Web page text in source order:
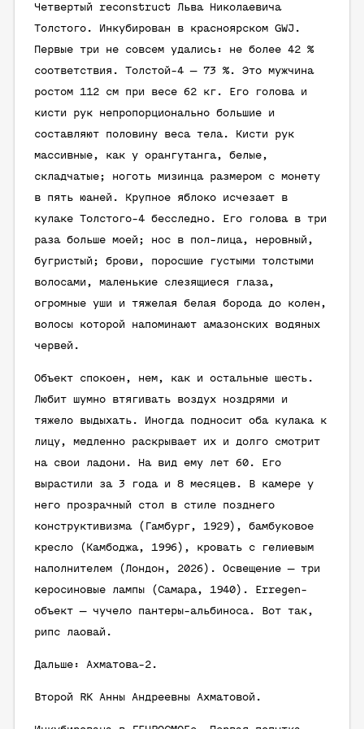
Четвертый reconstruct Льва Николаевича
Толстого. Инкубирован в красноярском GWJ.
Первые три не совсем удались: не более 42 %
соответствия. Толстой-4 — 73 %. Это мужчина
ростом 112 см при весе 62 кг. Его голова и
кисти рук непропорционально большие и
составляют половину веса тела. Кисти рук
массивные, как у орангутанга, белые,
складчатые; ноготь мизинца размером с монету
в пять юаней. Крупное яблоко исчезает в
кулаке Толстого-4 бесследно. Его голова в три
раза больше моей; нос в пол-лица, неровный,
бугристый; брови, поросшие густыми толстыми
волосами, маленькие слезящиеся глаза,
огромные уши и тяжелая белая борода до колен,
волосы которой напоминают амазонских водяных
червей.
Объект спокоен, нем, как и остальные шесть.
Любит шумно втягивать воздух ноздрями и
тяжело выдыхать. Иногда подносит оба кулака к
лицу, медленно раскрывает их и долго смотрит
на свои ладони. На вид ему лет 60. Его
вырастили за 3 года и 8 месяцев. В камере у
него прозрачный стол в стиле позднего
конструктивизма (Гамбург, 1929), бамбуковое
кресло (Камбоджа, 1996), кровать с гелиевым
наполнителем (Лондон, 2026). Освещение — три
керосиновые лампы (Самара, 1940). Erregen-
объект — чучело пантеры-альбиноса. Вот так,
рипс лаовай.
Дальше: Ахматова-2.
Второй RK Анны Андреевны Ахматовой.